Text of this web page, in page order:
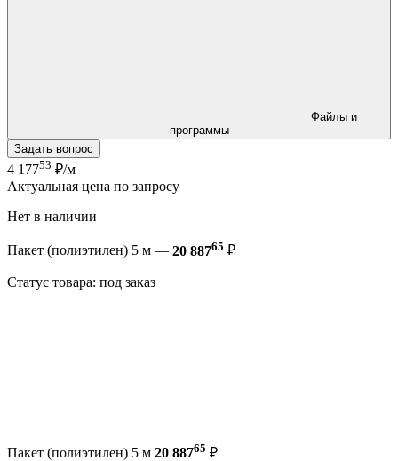
программы
Задать вопрос
4 17753 ₽/м
Актуальная цена по запросу
Нет в наличии
Пакет (полиэтилен) 5 м — 20 88765 ₽
Статус товара: под заказ
Пакет (полиэтилен) 5 м 20 88765 ₽